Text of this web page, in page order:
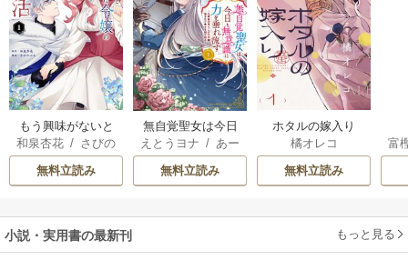
もう興味がないと
離婚された令嬢の
意外と楽しい新生
活
和泉杏花 / さびの
ぶち
無料立読み
無自覚聖女は今日
も無意識に力を垂
れ流す ～公爵家
の落ちこぼれ令
を掴み取る～
えとうヨナ / あー
もんど/あんべよ
しろう
無料立読み
ホタルの嫁入り
橘オレコ
無料立読み
富
小説・実用書の最新刊 もっと見る